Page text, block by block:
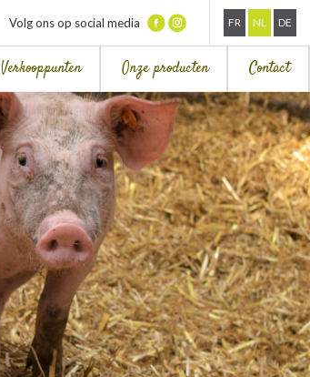
Volg ons op social media FR NL DE
Verkooppunten Onze producten Contact